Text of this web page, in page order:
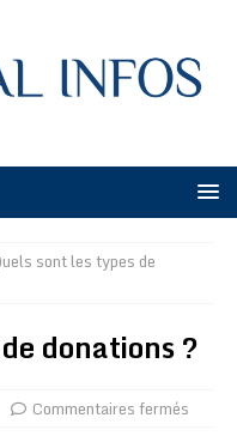
sont les types de
donations ?
Commentaires fermés